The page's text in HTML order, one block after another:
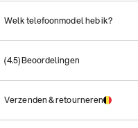
Welk telefoonmodel heb ik?
(4.5)Beoordelingen
Verzenden & retourneren